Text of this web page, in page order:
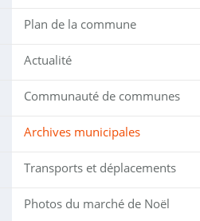
Plan de la commune
Actualité
Communauté de communes
Archives municipales
Transports et déplacements
Photos du marché de Noël